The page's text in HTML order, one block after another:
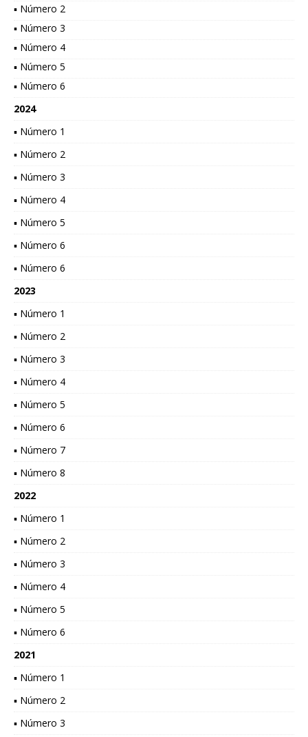
▪ Número 2
▪ Número 3
▪ Número 4
▪ Número 5
▪ Número 6
2024
▪ Número 1
▪ Número 2
▪ Número 3
▪ Número 4
▪ Número 5
▪ Número 6
▪ Número 6
2023
▪ Número 1
▪ Número 2
▪ Número 3
▪ Número 4
▪ Número 5
▪ Número 6
▪ Número 7
▪ Número 8
2022
▪ Número 1
▪ Número 2
▪ Número 3
▪ Número 4
▪ Número 5
▪ Número 6
2021
▪ Número 1
▪ Número 2
▪ Número 3